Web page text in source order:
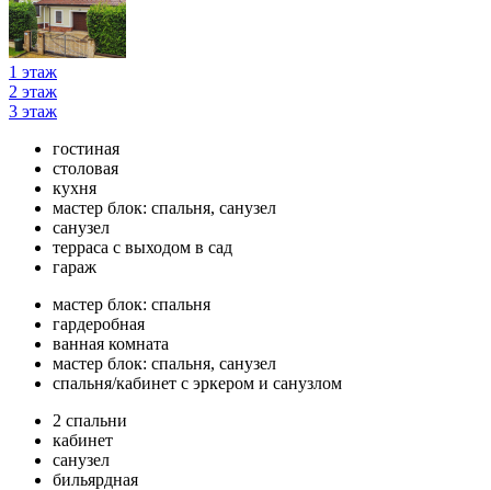
1 этаж
2 этаж
3 этаж
гостиная
столовая
кухня
мастер блок: спальня, санузел
санузел
терраса с выходом в сад
гараж
мастер блок: спальня
гардеробная
ванная комната
мастер блок: спальня, санузел
спальня/кабинет с эркером и санузлом
2 спальни
кабинет
санузел
бильярдная